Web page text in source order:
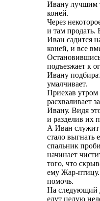
Ивану лучшим
коней.
Через
и там продать.
Иван садится
коней, и все
подъезжает к
Ивану
умалчивает.
Приехав утром
расхваливает
Ивану. Видя
и разделив их
А Иван служит
стало выгнать
спальник
начинает
того, что
ему Жар-птицу.
помочь.
На следующий
едут целую